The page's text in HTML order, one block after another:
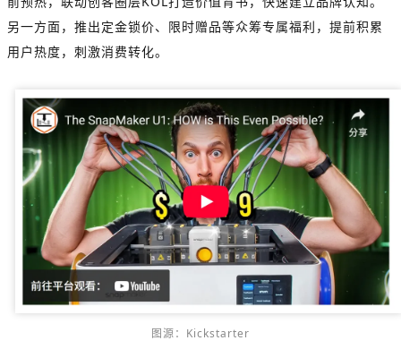
另一方面，推出定金锁价、限时赠品等众筹专属福利，提前积累
用户热度，刺激消费转化。
图源：Kickstarter